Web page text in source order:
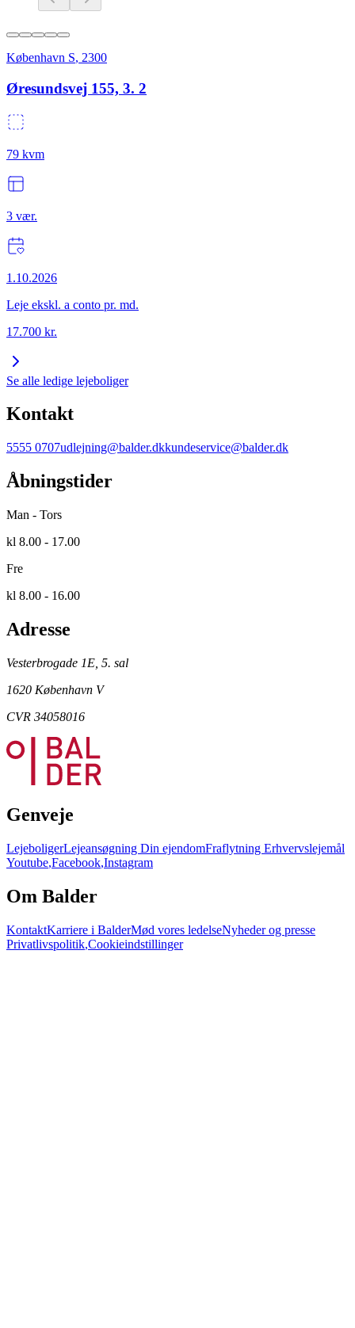
København S, 2300
Øresundsvej 155, 3. 2
79 kvm
3 vær.
1.10.2026
Leje ekskl. a conto pr. md.
17.700 kr.
Se alle ledige lejeboliger
Kontakt
5555 0707udlejning@balder.dkkundeservice@balder.dk
Åbningstider
Man - Tors
kl 8.00 - 17.00
Fre
kl 8.00 - 16.00
Adresse
Vesterbrogade 1E, 5. sal
1620 København V
CVR 34058016
Genveje
LejeboligerLejeansøgning Din ejendomFraflytning Erhvervslejemål
Youtube,Facebook,Instagram
Om Balder
KontaktKarriere i BalderMød vores ledelseNyheder og presse
Privatlivspolitik,Cookieindstillinger